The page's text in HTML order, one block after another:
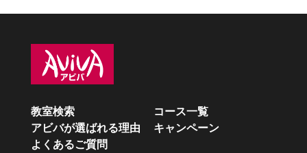
教室検索
コース一覧
アビバが選ばれる理由
キャンペーン
よくあるご質問